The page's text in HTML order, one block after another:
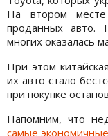
На втором
проданных авто.
многих оказалась
При этом
их авто стало
при покупке
Напомним, что
самые